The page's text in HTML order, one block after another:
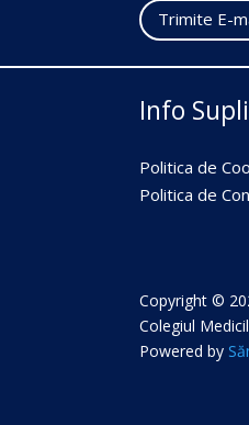
Trimite E-
Info
Politica de
Politica de
Copyright ©
Colegiul
Powered by